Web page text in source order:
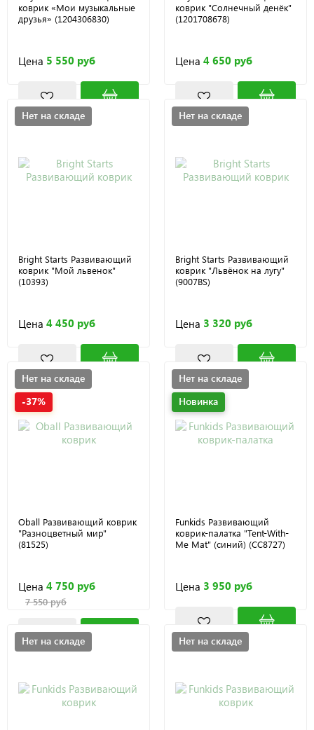
коврик «Мои музыкальные
друзья» (1204306830)
Цена 5 550 руб
коврик "Солнечный денёк"
(1201708678)
Цена 4 650 руб
Нет на складе
Bright Starts Развивающий
коврик "Мой львенок"
(10393)
Цена 4 450 руб
Нет на складе
Bright Starts Развивающий
коврик "Львёнок на лугу"
(9007BS)
Цена 3 320 руб
Нет на складе
-37%
Oball Развивающий коврик
"Разноцветный мир"
(81525)
Цена 4 750 руб
7 550 руб
Нет на складе
Новинка
Funkids Развивающий
коврик-палатка "Tent-With-
Me Mat" (синий) (CC8727)
Цена 3 950 руб
Нет на складе Нет на складе